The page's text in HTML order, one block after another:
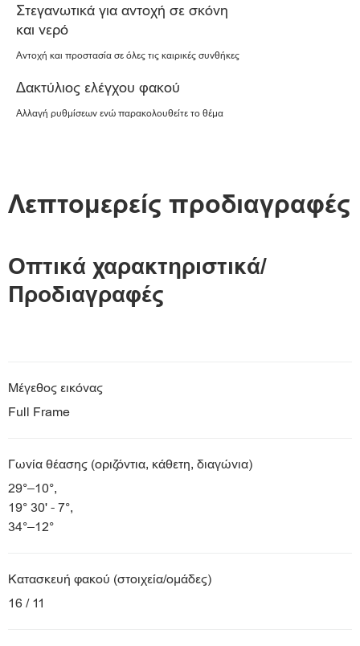
Στεγανωτικά για αντοχή σε σκόνη
και νερό
Αντοχή και προστασία σε όλες τις καιρικές συνθήκες
Δακτύλιος ελέγχου φακού
Αλλαγή ρυθμίσεων ενώ παρακολουθείτε το θέμα
Λεπτομερείς προδιαγραφές
Οπτικά χαρακτηριστικά/
Προδιαγραφές
Μέγεθος εικόνας
Full Frame
Γωνία θέασης (οριζόντια, κάθετη, διαγώνια)
29°–10°,
19° 30' - 7°,
34°–12°
Κατασκευή φακού (στοιχεία/ομάδες)
16 / 11